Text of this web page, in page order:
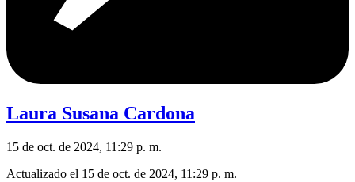
Laura Susana Cardona
15 de oct. de 2024, 11:29 p. m.
Actualizado el 15 de oct. de 2024, 11:29 p. m.